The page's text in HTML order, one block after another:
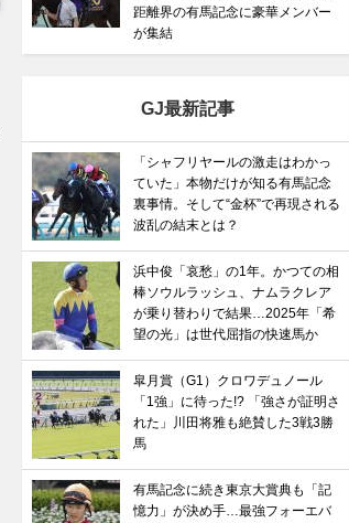
距離界の有馬記念に豪華メンバー
が集結
GJ最新記事
「シャフリヤールの激走はわかっ
ていた」本物だけが知る有馬記念
裏事情。そして“金杯”で再現される
波乱の結末とは？
浜中俊「哀愁」の1年。かつての相
棒ソウルラッシュ、ナムラクレア
が乗り替わりで結果…2025年「希
望の光」は世代屈指の快速馬か
皐月賞（G1）クロワデュノール
「1強」に待った!? 「強さが証明さ
れた」川田将雅も絶賛した3戦3勝
馬
有馬記念に続き東京大賞典も「記
憶力」が決め手…最強フォーエバ